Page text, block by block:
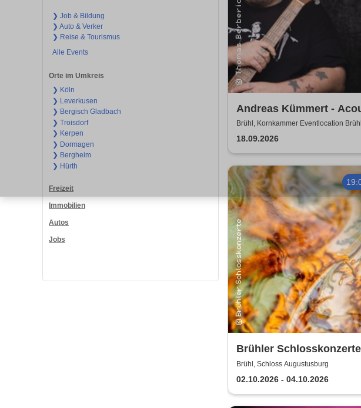
❯ Job & Bildung
❯ Auto & Verker
❯ Reise & Tourismus
Alle Events
Orte im Umkreis
❯ Köln
❯ Leverkusen
❯ Bergisch Gladbach
❯ Troisdorf
❯ Kerpen
❯ Dormagen
❯ Bergheim
❯ Hürth
Freizeit
Immobilien
Autos
Jobs
Andreas Kümmert -
Duo
Brühl, Kornkammer Eventlocation Brühl
18.09.2026
Brühler
Haydn-Festival 2026
Brühl, Schloss Augustusburg
02.10.2026 - 04.10.2026